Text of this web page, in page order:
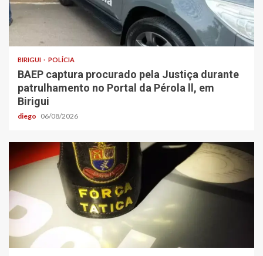
BIRIGUI POLÍCIA
BAEP captura procurado pela Justiça durante
patrulhamento no Portal da Pérola ll, em
Birigui
diego 06/08/2026